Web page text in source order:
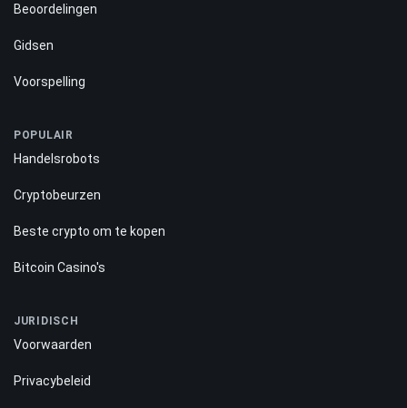
Beoordelingen
Gidsen
Voorspelling
POPULAIR
Handelsrobots
Cryptobeurzen
Beste crypto om te kopen
Bitcoin Casino's
JURIDISCH
Voorwaarden
Privacybeleid